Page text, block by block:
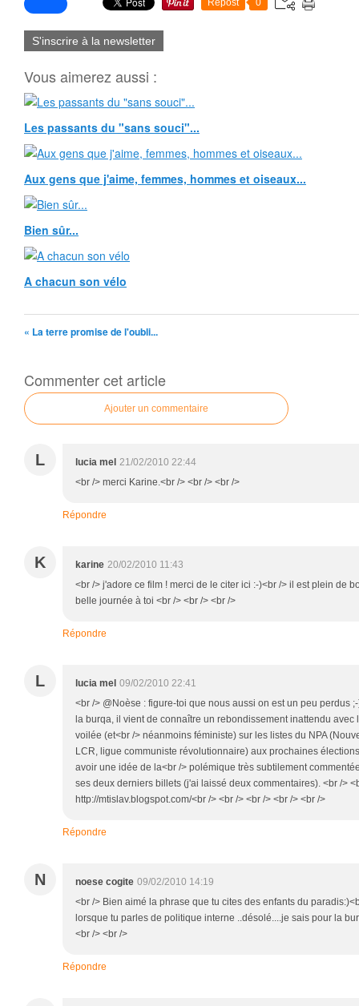
Repost 0
S'inscrire à la newsletter
Vous aimerez aussi :
Les passants du "sans souci"...
Aux gens que j'aime, femmes, hommes et oiseaux...
Bien sûr...
A chacun son vélo
« La terre promise de l'oubli...
Commenter cet article
Ajouter un commentaire
L lucia mel 21/02/2010 22:44
<br /> merci Karine.<br /> <br /> <br />
Répondre
K karine 20/02/2010 11:43
<br /> j'adore ce film ! merci de le citer ici :-)<br /> il est plein de
belle journée à toi <br /> <br /> <br />
Répondre
L lucia mel 09/02/2010 22:41
<br /> @Noèse : figure-toi que nous aussi on est un peu perdus
la burqa, il vient de connaître un rebondissement inattendu
voilée (et<br /> néanmoins féministe) sur les listes du NPA
LCR, ligue communiste révolutionnaire) aux prochaines
avoir une idée de la<br /> polémique très subtilement
ses deux derniers billets (j'ai laissé deux commentaires). <br />
http://mtislav.blogspot.com/<br /> <br /> <br /> <br /> <br />
Répondre
N noese cogite 09/02/2010 14:19
<br /> Bien aimé la phrase que tu cites des enfants du
lorsque tu parles de politique interne ..désolé....je sais pour la
<br /> <br />
Répondre